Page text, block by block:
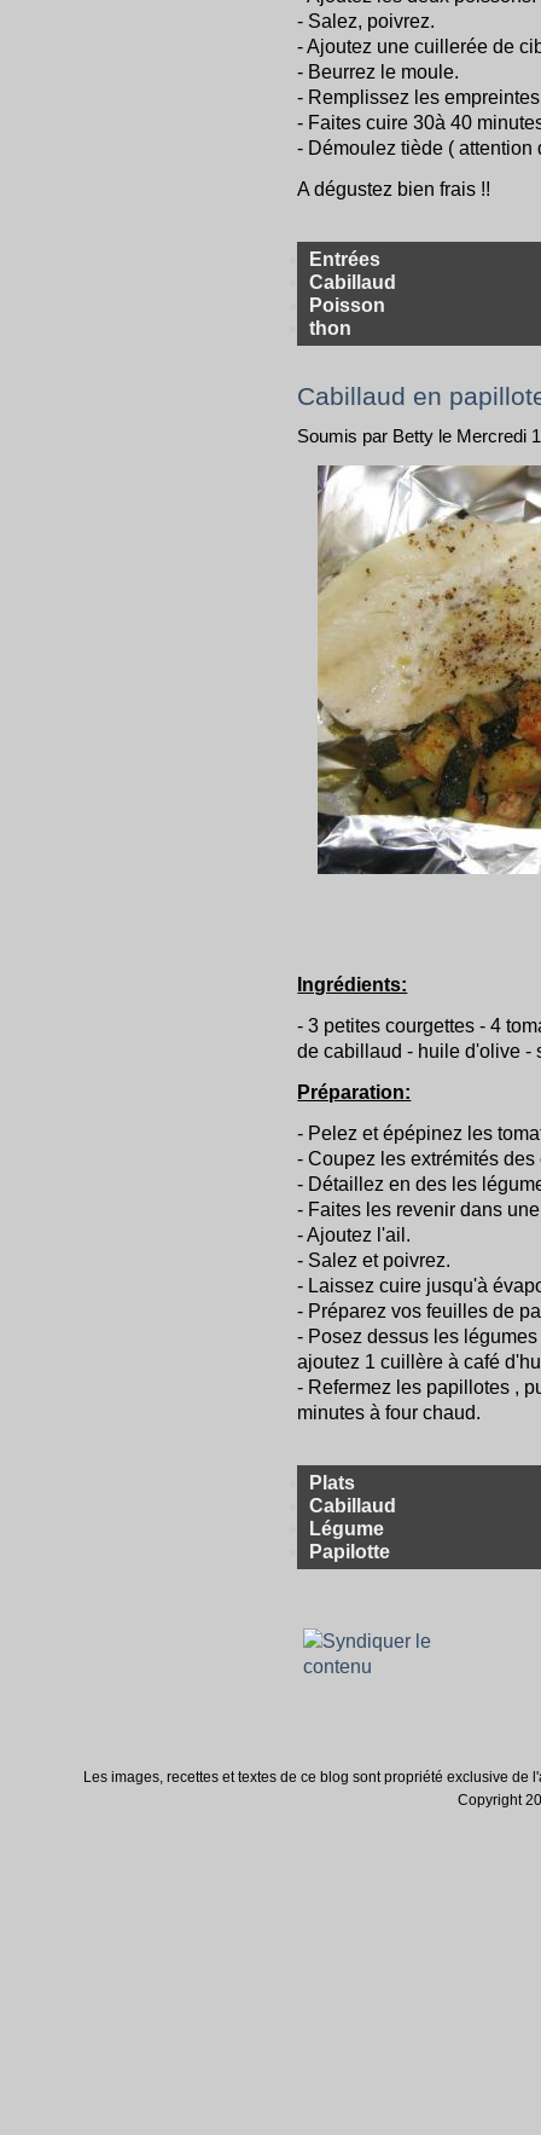
- Salez, poivrez.
- Ajoutez une cuillerée de
- Beurrez le moule.
- Remplissez les
- Faites cuire 30à 40
- Démoulez tiède (
A dégustez bien frais !!
Entrées
Cabillaud
Poisson
thon
Cabillaud en
Soumis par Betty le Mercredi
Ingrédients:
- 3 petites courgettes - 4
de cabillaud - huile d'olive -
Préparation:
- Pelez et épépinez les
- Coupez les extrémités des
- Détaillez en des les
- Faites les revenir dans
- Ajoutez l'ail.
- Salez et poivrez.
- Laissez cuire jusqu'à
- Préparez vos feuilles de
- Posez dessus les
ajoutez 1 cuillère à café
- Refermez les papillotes ,
minutes à four chaud.
Plats
Cabillaud
Légume
Papilotte
Les images, recettes et textes de ce blog sont propriété exclusive
Copyright